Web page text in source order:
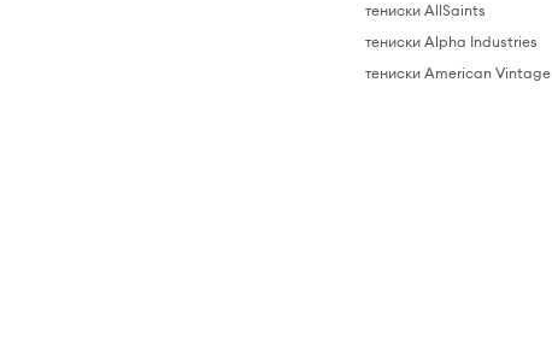
тениски AllSaints
тениски Alpha Industries
тениски American Vintage